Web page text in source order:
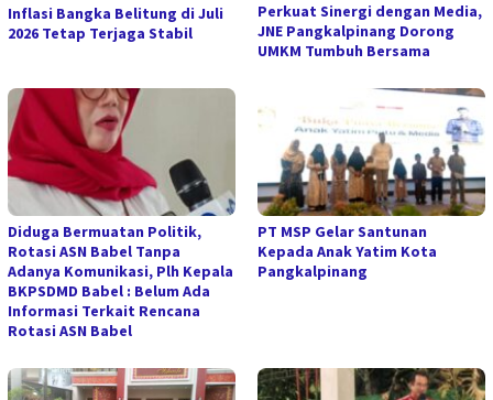
Inflasi Bangka Belitung di Juli
2026 Tetap Terjaga Stabil
Perkuat Sinergi dengan Media,
JNE Pangkalpinang Dorong
UMKM Tumbuh Bersama
Diduga Bermuatan Politik,
Rotasi ASN Babel Tanpa
Adanya Komunikasi, Plh Kepala
BKPSDMD Babel : Belum Ada
Informasi Terkait Rencana
Rotasi ASN Babel
PT MSP Gelar Santunan
Kepada Anak Yatim Kota
Pangkalpinang